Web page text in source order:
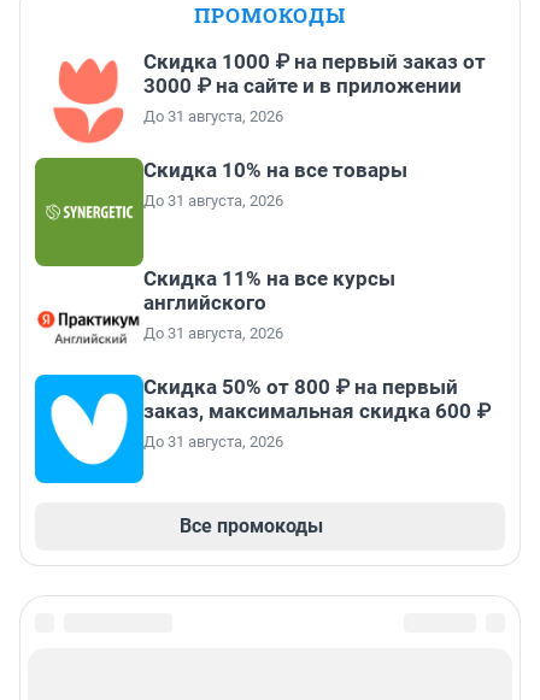
ПРОМОКОДЫ
Скидка 1000 ₽ на первый заказ от
3000 ₽ на сайте и в приложении
До 31 августа, 2026
Скидка 10% на все товары
До 31 августа, 2026
Скидка 11% на все курсы
английского
До 31 августа, 2026
Скидка 50% от 800 ₽ на первый
заказ, максимальная скидка 600 ₽
До 31 августа, 2026
Все промокоды